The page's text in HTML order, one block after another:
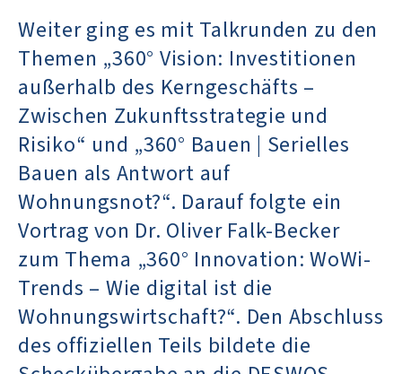
Weiter ging es mit Talkrunden zu den
Themen „360° Vision: Investitionen
außerhalb des Kerngeschäfts –
Zwischen Zukunftsstrategie und
Risiko“ und „360° Bauen | Serielles
Bauen als Antwort auf
Wohnungsnot?“. Darauf folgte ein
Vortrag von Dr. Oliver Falk-Becker
zum Thema „360° Innovation: WoWi-
Trends – Wie digital ist die
Wohnungswirtschaft?“. Den Abschluss
des offiziellen Teils bildete die